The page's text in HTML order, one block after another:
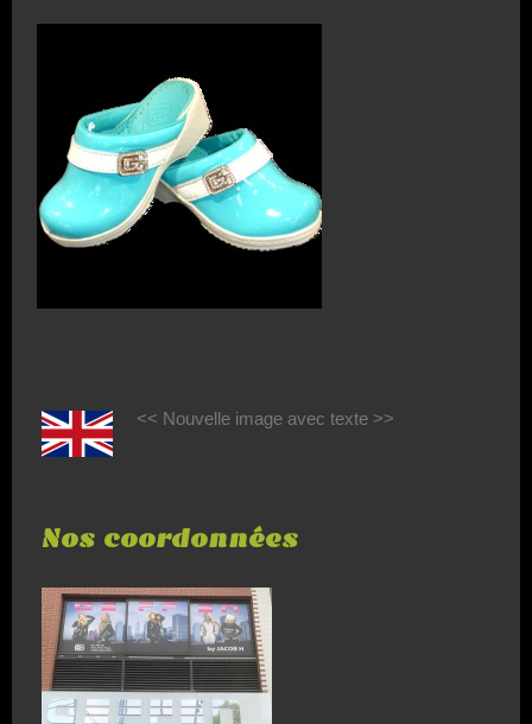
<< Nouvelle image avec texte >>
Nos coordonnées